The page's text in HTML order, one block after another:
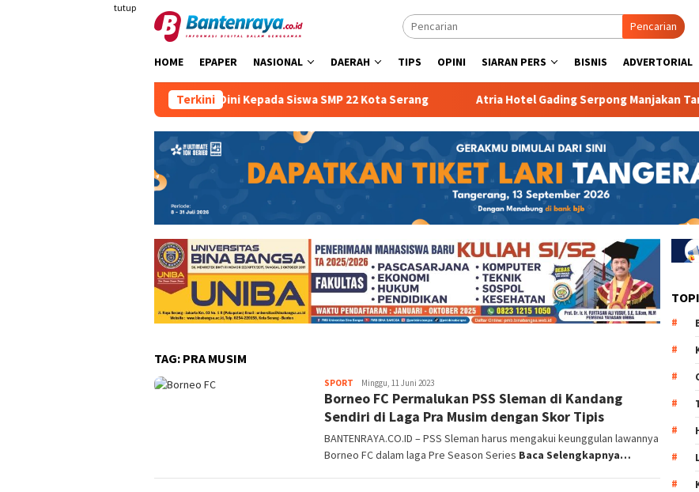
tutup
Pencarian
HOME EPAPER NASIONAL DAERAH TIPS OPINI SIARAN PERS BISNIS ADVERTORIAL
Terkini
Berkendara Sejak Dini Kepada Siswa SMP 22 Kota Serang Atria Hotel Gading Serpong Manjakan Tamu
TAG: PRA MUSIM
SPORT
Ary
Minggu, 11 Juni 2023
Borneo FC Permalukan PSS Sleman di Kandang
Sendiri di Laga Pra Musim dengan Skor Tipis
BANTENRAYA.CO.ID – PSS Sleman harus mengakui keunggulan lawannya
Borneo FC dalam laga Pre Season Series Baca Selengkapnya…